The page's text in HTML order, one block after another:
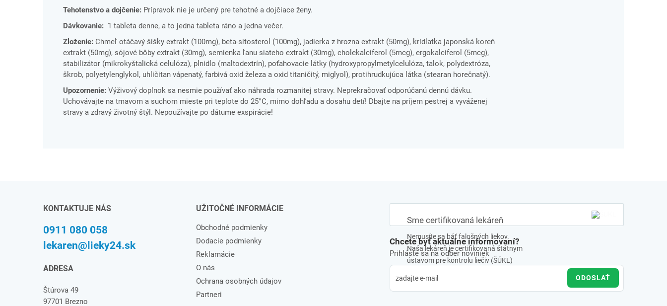
Tehotenstvo a dojčenie: Prípravok nie je určený pre tehotné a dojčiace ženy.
Dávkovanie: 1 tableta denne, a to jedna tableta ráno a jedna večer.
Zloženie: Chmeľ otáčavý šišky extrakt (100mg), beta-sitosterol (100mg), jadierka z hrozna extrakt (50mg), krídlatka japonská koreň
extrakt (50mg), sójové bôby extrakt (30mg), semienka ľanu siateho extrakt (30mg), cholekalciferol (5mcg), ergokalciferol (5mcg),
stabilizátor (mikrokyštalická celulóza), plnidlo (maltodextrín), poťahovacie látky (hydroxypropylmetylcelulóza, talok, polydextróza,
škrob, polyetylenglykol, uhličitan vápenatý, farbivá oxid železa a oxid titaničitý, miglyol), protihrudkujúca látka (stearan horečnatý).
Upozornenie: Výživový doplnok sa nesmie používať ako náhrada rozmanitej stravy. Neprekračovať odporúčanú dennú dávku.
Uchovávajte na tmavom a suchom mieste pri teplote do 25°C, mimo dohľadu a dosahu detí! Dbajte na príjem pestrej a vyváženej
stravy a zdravý životný štýl. Nepoužívajte po dátume exspirácie!
Sme certifikovaná lekáreň
Nemusíte sa báť falošných liekov.
Naša lekáreň je certifikovaná štátnym
ústavom pre kontrolu liečiv (ŠÚKL)
KONTAKTUJE NÁS
0911 080 058
lekaren@lieky24.sk
ADRESA
Štúrova 49
97701 Brezno
UŽITOČNÉ INFORMÁCIE
Obchodné podmienky
Dodacie podmienky
Reklamácie
O nás
Ochrana osobných údajov
Partneri
Chcete byť aktuálne informovaní?
Prihláste sa na odber noviniek
ODOSLAŤ